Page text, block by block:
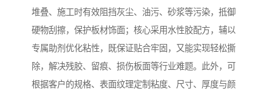
堆叠、施工时有效阻挡灰尘、油污、砂浆等污染，抵御
硬物刮擦，保护板材饰面；核心采用水性胶配方，辅以
专属助剂优化粘性，既保证贴合牢固，又能实现轻松撕
除，解决残胶、留痕、损伤板面等行业难题。此外，可
根据客户的规格、表面纹理定制粘度、尺寸、厚度与颜